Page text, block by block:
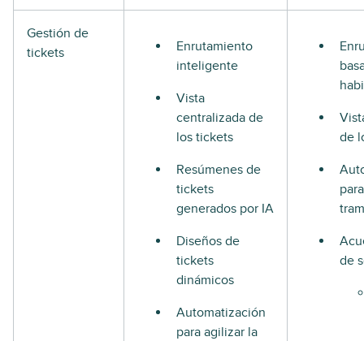
Gestión de
tickets
Enrutamiento
inteligente
Vista
centralizada de
los tickets
Resúmenes de
tickets
generados por IA
Diseños de
tickets
dinámicos
Automatización
para agilizar la
de
de